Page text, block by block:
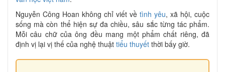
Nguyễn Công Hoan không chỉ viết về tình yêu, xã hội, cuộc
sống mà còn thể hiện sự đa chiều, sâu sắc từng tác phẩm.
Mỗi câu chữ của ông đều mang một phẩm chất riêng, đã
định vị lại vị thế của nghệ thuật tiểu thuyết thời bấy giờ.